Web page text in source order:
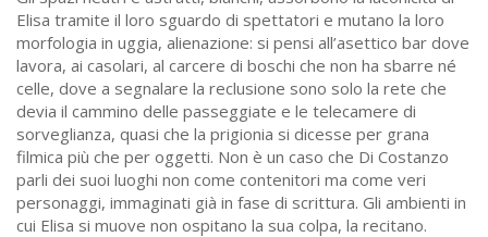
Elisa tramite il loro sguardo di spettatori e mutano la loro
morfologia in uggia, alienazione: si pensi all’asettico bar dove
lavora, ai casolari, al carcere di boschi che non ha sbarre né
celle, dove a segnalare la reclusione sono solo la rete che
devia il cammino delle passeggiate e le telecamere di
sorveglianza, quasi che la prigionia si dicesse per grana
filmica più che per oggetti. Non è un caso che Di Costanzo
parli dei suoi luoghi non come contenitori ma come veri
personaggi, immaginati già in fase di scrittura. Gli ambienti in
cui Elisa si muove non ospitano la sua colpa, la recitano.